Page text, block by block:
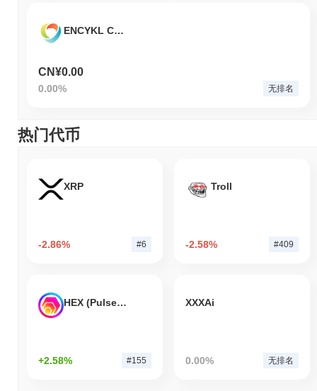
ENCYKL Coin
CN¥0.00
0.00% 无排名
热门代币
XRP
-2.86% #6
Troll
-2.58% #409
HEX (Pulsechain)
+2.58% #155
XXXAi
0.00% 无排名